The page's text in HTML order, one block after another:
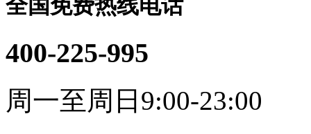
全国免费热线电话
400-225-995
周一至周日9:00-23:00